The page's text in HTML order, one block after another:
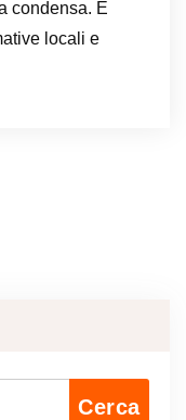
condensa. È
locali e
Cerca